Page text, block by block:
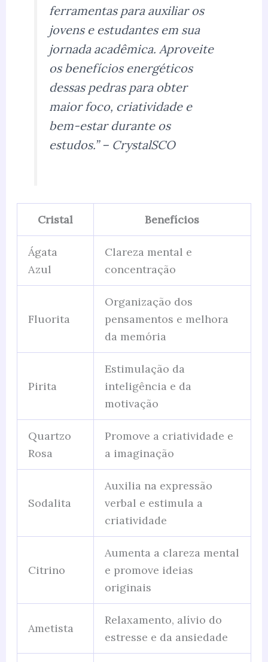
ferramentas para auxiliar os
jovens e estudantes em sua
jornada acadêmica. Aproveite
os benefícios energéticos
dessas pedras para obter
maior foco, criatividade e
bem-estar durante os
estudos.” – CrystalSCO
Cristal Benefícios
Ágata
Azul
Clareza mental e
concentração
Fluorita
Organização dos
pensamentos e melhora
da memória
Pirita
Estimulação da
inteligência e da
motivação
Quartzo
Rosa
Promove a criatividade e
a imaginação
Sodalita
Auxilia na expressão
verbal e estimula a
criatividade
Citrino
Aumenta a clareza mental
e promove ideias
originais
Ametista
Relaxamento, alívio do
estresse e da ansiedade